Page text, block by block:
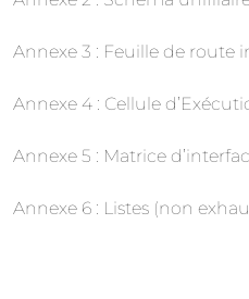
Annexe 3 : Feuille de route
Annexe 4 : Cellule
Annexe 5 : Matrice
Annexe 6 : Listes (non